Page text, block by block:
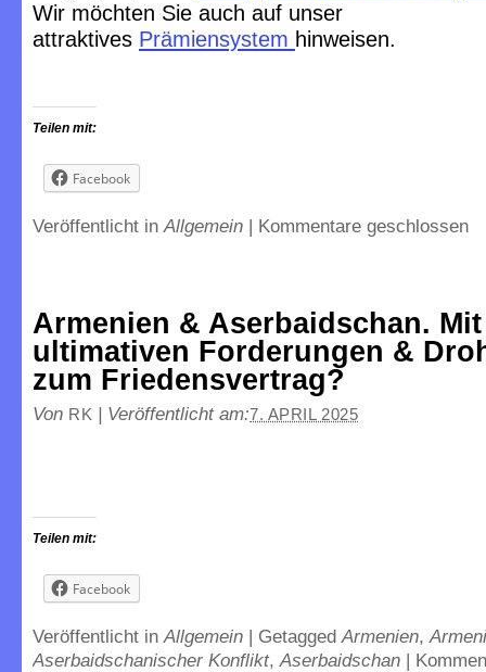
Wir möchten Sie auch auf unser
attraktives Prämiensystem hinweisen.
Teilen mit:
Facebook
Veröffentlicht inAllgemein | Kommentare geschlossen
Armenien & Aserbaidschan. Mit
ultimativen Forderungen &
zum Friedensvertrag?
Von RK | Veröffentlicht am:7. APRIL 2025
Teilen mit:
Facebook
Veröffentlicht inAllgemein | GetaggedArmenien,
Aserbaidschanischer Konflikt,Aserbaidschan |